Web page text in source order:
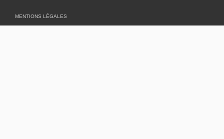
MENTIONS LÉGALES